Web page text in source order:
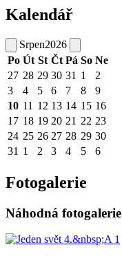
Kalendář
Srpen2026
Po Út St Čt Pá So Ne
27 28 29 30 31 1
2
3
4 5 6 7 8
9
10 11 12 13 14 15 16
17 18 19 20 21 22 23
24 25 26 27 28 29 30
31 1 2 3 4 5 6
Fotogalerie
Náhodná fotogalerie